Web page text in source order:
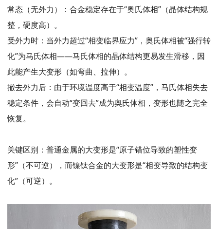
常态（无外力）：合金稳定存在于“奥氏体相”（晶体结构规
整，硬度高）。
受外力时：当外力超过“相变临界应力”，奥氏体相被“强行转
化”为马氏体相——马氏体相的晶体结构更易发生滑移，因
此能产生大变形（如弯曲、拉伸）。
撤去外力后：由于环境温度高于“相变温度”，马氏体相失去
稳定条件，会自动“变回去”成为奥氏体相，变形也随之完全
恢复。
关键区别：普通金属的大变形是“原子错位导致的塑性变
形”（不可逆），而镍钛合金的大变形是“相变导致的结构变
化”（可逆）。